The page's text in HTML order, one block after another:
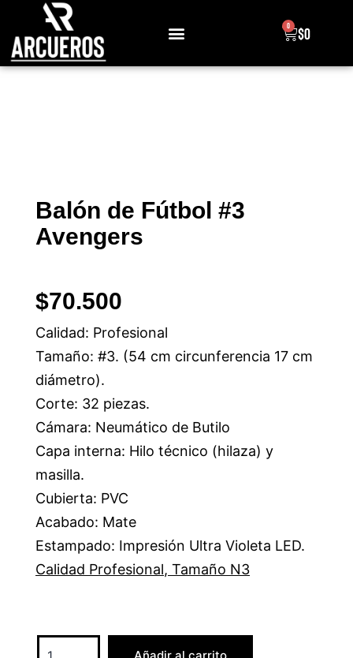
$0
0
Balón de Fútbol #3
Avengers
$70.500
Calidad: Profesional
Tamaño: #3. (54 cm circunferencia 17 cm
diámetro).
Corte: 32 piezas.
Cámara: Neumático de Butilo
Capa interna: Hilo técnico (hilaza) y
masilla.
Cubierta: PVC
Acabado: Mate
Estampado: Impresión Ultra Violeta LED.
Calidad Profesional, Tamaño N3